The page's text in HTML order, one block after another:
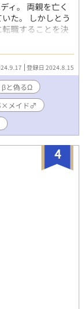
ィ。 両親を亡く
た。 しかしとう
職することを決
で募集している
爵家のメイドに
Ω嫌いだった――!!
苦手なものがあ
（α）×主人公
主人公（α） 攻
のみ） モブおじ
登録日 2024.8.15
βと偽るΩ
×メイド♂
4